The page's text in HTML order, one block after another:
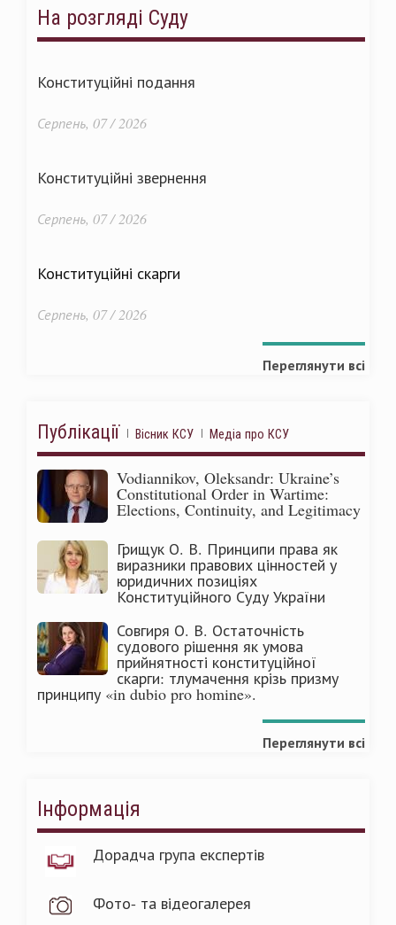
На розгляді Суду
Конституційні подання
Серпень, 07 / 2026
Конституційні звернення
Серпень, 07 / 2026
Конституційні скарги
Серпень, 07 / 2026
Переглянути всі
Публікації Вісник КСУ Медіа про КСУ
Vodiannikov, Oleksandr: Ukraine’s
Constitutional Order in Wartime:
Elections, Continuity, and Legitimacy
Грищук О. В. Принципи права як
виразники правових цінностей у
юридичних позиціях
Конституційного Суду України
Совгиря О. В. Остаточність
судового рішення як умова
прийнятності конституційної
скарги: тлумачення крізь призму
принципу «in dubio pro homine».
Переглянути всі
Інформація
Дорадча група експертів
Фото- та відеогалерея